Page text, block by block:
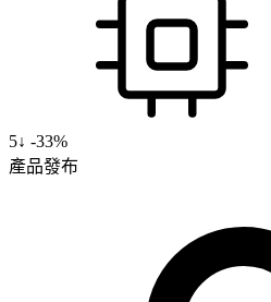
5↓ -33%
產品發布